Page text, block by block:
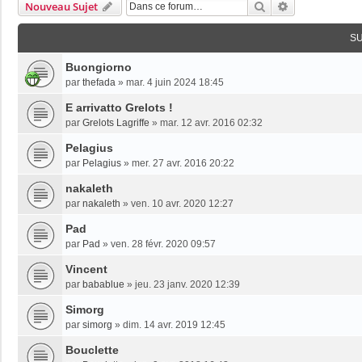
Nouveau Sujet Rechercher
Buongiorno
par thefada » mar. 4 juin 2024 18:45
E arrivatto Grelots !
par Grelots Lagriffe » mar. 12 avr. 2016 02:32
Pelagius
par Pelagius » mer. 27 avr. 2016 20:22
nakaleth
par nakaleth » ven. 10 avr. 2020 12:27
Pad
par Pad » ven. 28 févr. 2020 09:57
Vincent
par babablue » jeu. 23 janv. 2020 12:39
Simorg
par simorg » dim. 14 avr. 2019 12:45
Bouclette